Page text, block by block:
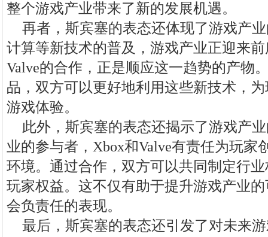
整个游戏产业带来了新的发展机遇。
再者，斯宾塞的表态还体现了游戏产
计算等新技术的普及，游戏产业正迎来
Valve的合作，正是顺应这一趋势的产物
品，双方可以更好地利用这些新技术，
游戏体验。
此外，斯宾塞的表态还揭示了游戏产
业的参与者，Xbox和Valve有责任为玩家
环境。通过合作，双方可以共同制定行
玩家权益。这不仅有助于提升游戏产业
会负责任的表现。
最后，斯宾塞的表态还引发了对未来